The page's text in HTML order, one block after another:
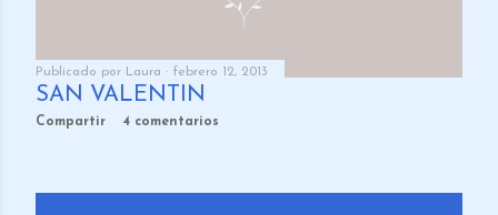
Publicado por Laura febrero 12, 2013
SAN VALENTÍN
Compartir 4 comentarios